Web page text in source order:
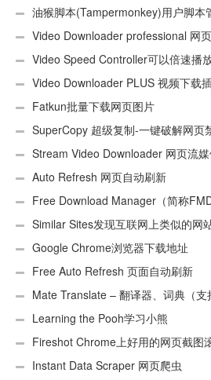
油猴脚本(Tampermonkey)用户脚本
用Android）
Video Downloader professional 网
Video Speed Controller可以倍速播
Video Downloader PLUS 视频下载
Fatkun批量下载网页图片
SuperCopy 超级复制-一键破解网页
Stream Video Downloader 网页流
Auto Refresh 网页自动刷新
Free Download Manager（简称
插件Similar Sites发现互联网上类似的网
Google Chrome浏览器下载地址
Free Auto Refresh 页面自动刷新
Mate Translate – 翻译器、词典（支
Learning the Pooh学习小熊
Fireshot Chrome上好用的网页截图
页）Instant Data Scraper 网页爬虫